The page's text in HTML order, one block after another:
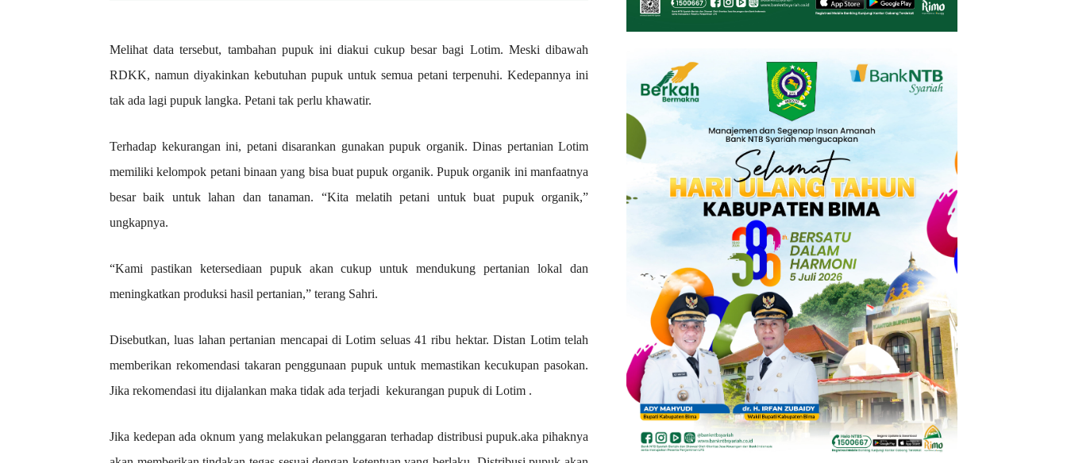
Melihat data tersebut, tambahan pupuk ini diakui cukup besar bagi Lotim. Meski dibawah
RDKK, namun diyakinkan kebutuhan pupuk untuk semua petani terpenuhi. Kedepannya ini
tak ada lagi pupuk langka. Petani tak perlu khawatir.
Terhadap kekurangan ini, petani disarankan gunakan pupuk organik. Dinas pertanian Lotim
memiliki kelompok petani binaan yang bisa buat pupuk organik. Pupuk organik ini manfaatnya
besar baik untuk lahan dan tanaman. “Kita melatih petani untuk buat pupuk organik,”
ungkapnya.
“Kami pastikan ketersediaan pupuk akan cukup untuk mendukung pertanian lokal dan
meningkatkan produksi hasil pertanian,” terang Sahri.
Disebutkan, luas lahan pertanian mencapai di Lotim seluas 41 ribu hektar. Distan Lotim telah
memberikan rekomendasi takaran penggunaan pupuk untuk memastikan kecukupan pasokan.
Jika rekomendasi itu dijalankan maka tidak ada terjadi kekurangan pupuk di Lotim .
Jika kedepan ada oknum yang melakukan pelanggaran terhadap distribusi pupuk.aka pihaknya